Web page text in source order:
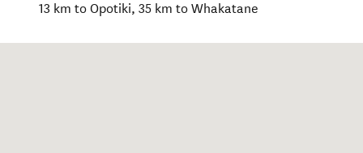
13 km to Opotiki, 35 km to Whakatane